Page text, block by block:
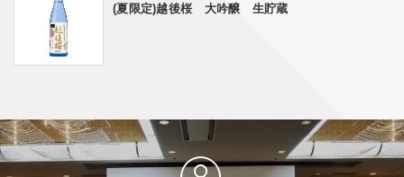
(夏限定)越後桜 大吟醸 生貯蔵